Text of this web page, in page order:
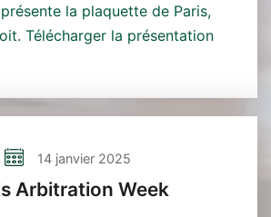
corruption
|
2025
présente la plaquette de Paris,
Télécharger la présentation
Arbitration Week
14 janvier 2025